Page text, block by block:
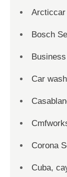
Arcticcar
Bosch
Car
Corona
Cuba,